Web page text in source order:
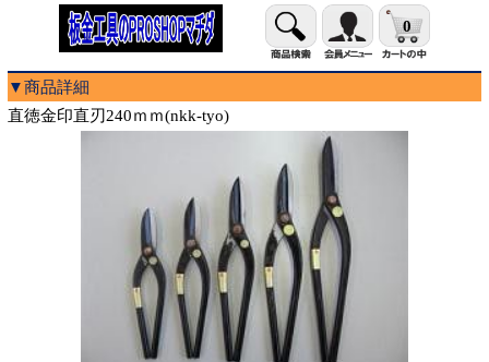
0
▼商品詳細
直徳金印直刃240ｍｍ(nkk-tyo)